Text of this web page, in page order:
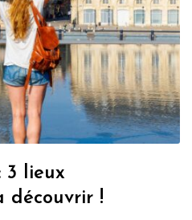
3 lieux
découvrir !